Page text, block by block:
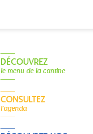
DÉCOUVREZ
le menu de la cantine
CONSULTEZ
l'agenda